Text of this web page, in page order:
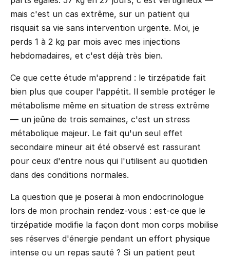
mais c'est un cas extrême, sur un patient qui
risquait sa vie sans intervention urgente. Moi, je
perds 1 à 2 kg par mois avec mes injections
hebdomadaires, et c'est déjà très bien.
Ce que cette étude m'apprend : le tirzépatide fait
bien plus que couper l'appétit. Il semble protéger le
métabolisme même en situation de stress extrême
— un jeûne de trois semaines, c'est un stress
métabolique majeur. Le fait qu'un seul effet
secondaire mineur ait été observé est rassurant
pour ceux d'entre nous qui l'utilisent au quotidien
dans des conditions normales.
La question que je poserai à mon endocrinologue
lors de mon prochain rendez-vous : est-ce que le
tirzépatide modifie la façon dont mon corps mobilise
ses réserves d'énergie pendant un effort physique
intense ou un repas sauté ? Si un patient peut